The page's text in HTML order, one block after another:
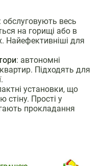
: обслуговують весь
на горищі або в
Найефективніші для
: автономні
Підходять для
установки, що
стіну. Прості у
прокладання